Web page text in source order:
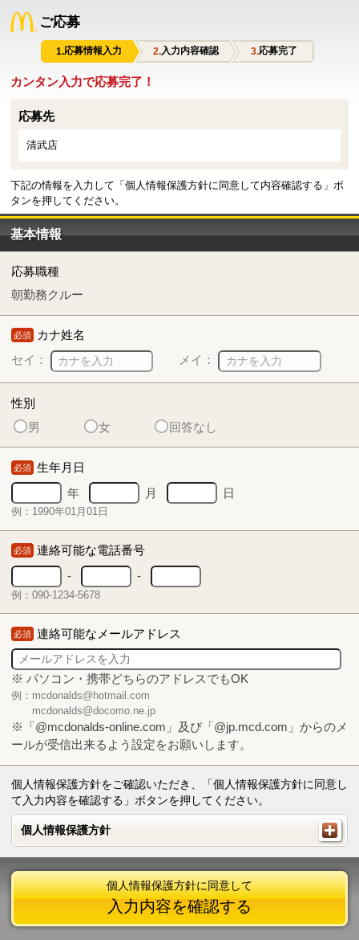
ご応募
応募情報入力 入力内容確認 応募完了
カンタン入力で応募完了！
応募先
清武店
下記の情報を入力して「個人情報保護方針に同意して内容確認する」ボ
タンを押してください。
基本情報
応募職種
朝勤務クルー
必須 カナ姓名
セイ：
メイ：
性別
男
女 回答なし
必須 生年月日
年
月 日
例：1990年01月01日
必須 連絡可能な電話番号
-
-
例：090-1234-5678
必須 連絡可能なメールアドレス
※ パソコン・携帯どちらのアドレスでもOK
例：mcdonalds@hotmail.com
mcdonalds@docomo.ne.jp
※「@mcdonalds-online.com」及び「@jp.mcd.com」からのメ
ールが受信出来るよう設定をお願いします。
個人情報保護方針をご確認いただき、「個人情報保護方針に同意し
て入力内容を確認する」ボタンを押してください。
個人情報保護方針
個人情報保護方針
個人情報保護方針に同意して
入力内容を確認する